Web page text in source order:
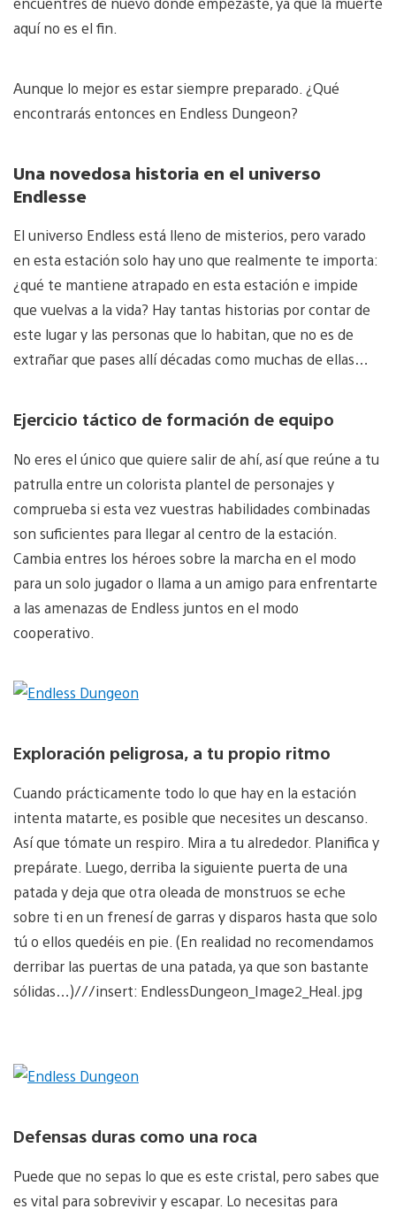
aquí no es el fin.
Aunque lo mejor es estar siempre preparado. ¿Qué
encontrarás entonces en Endless Dungeon?
Una novedosa historia en el universo
Endlesse
El universo Endless está lleno de misterios, pero varado
en esta estación solo hay uno que realmente te importa:
¿qué te mantiene atrapado en esta estación e impide
que vuelvas a la vida? Hay tantas historias por contar de
este lugar y las personas que lo habitan, que no es de
extrañar que pases allí décadas como muchas de ellas…
Ejercicio táctico de formación de equipo
No eres el único que quiere salir de ahí, así que reúne a tu
patrulla entre un colorista plantel de personajes y
comprueba si esta vez vuestras habilidades combinadas
son suficientes para llegar al centro de la estación.
Cambia entres los héroes sobre la marcha en el modo
para un solo jugador o llama a un amigo para enfrentarte
a las amenazas de Endless juntos en el modo
cooperativo.
Exploración peligrosa, a tu propio ritmo
Cuando prácticamente todo lo que hay en la estación
intenta matarte, es posible que necesites un descanso.
Así que tómate un respiro. Mira a tu alrededor. Planifica y
prepárate. Luego, derriba la siguiente puerta de una
patada y deja que otra oleada de monstruos se eche
sobre ti en un frenesí de garras y disparos hasta que solo
tú o ellos quedéis en pie. (En realidad no recomendamos
derribar las puertas de una patada, ya que son bastante
sólidas…)///insert: EndlessDungeon_Image2_Heal.jpg
Defensas duras como una roca
Puede que no sepas lo que es este cristal, pero sabes que
es vital para sobrevivir y escapar. Lo necesitas para